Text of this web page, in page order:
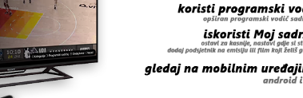
OPĆINE KALESIJA